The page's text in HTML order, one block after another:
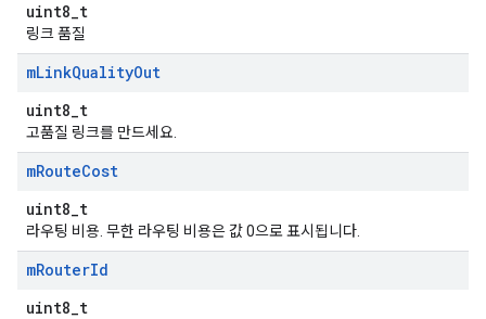
uint8_t
링크 품질
mLinkQualityOut
uint8_t
고품질 링크를 만드세요.
mRouteCost
uint8_t
라우팅 비용. 무한 라우팅 비용은 값 0으로 표시됩니다.
mRouterId
uint8_t